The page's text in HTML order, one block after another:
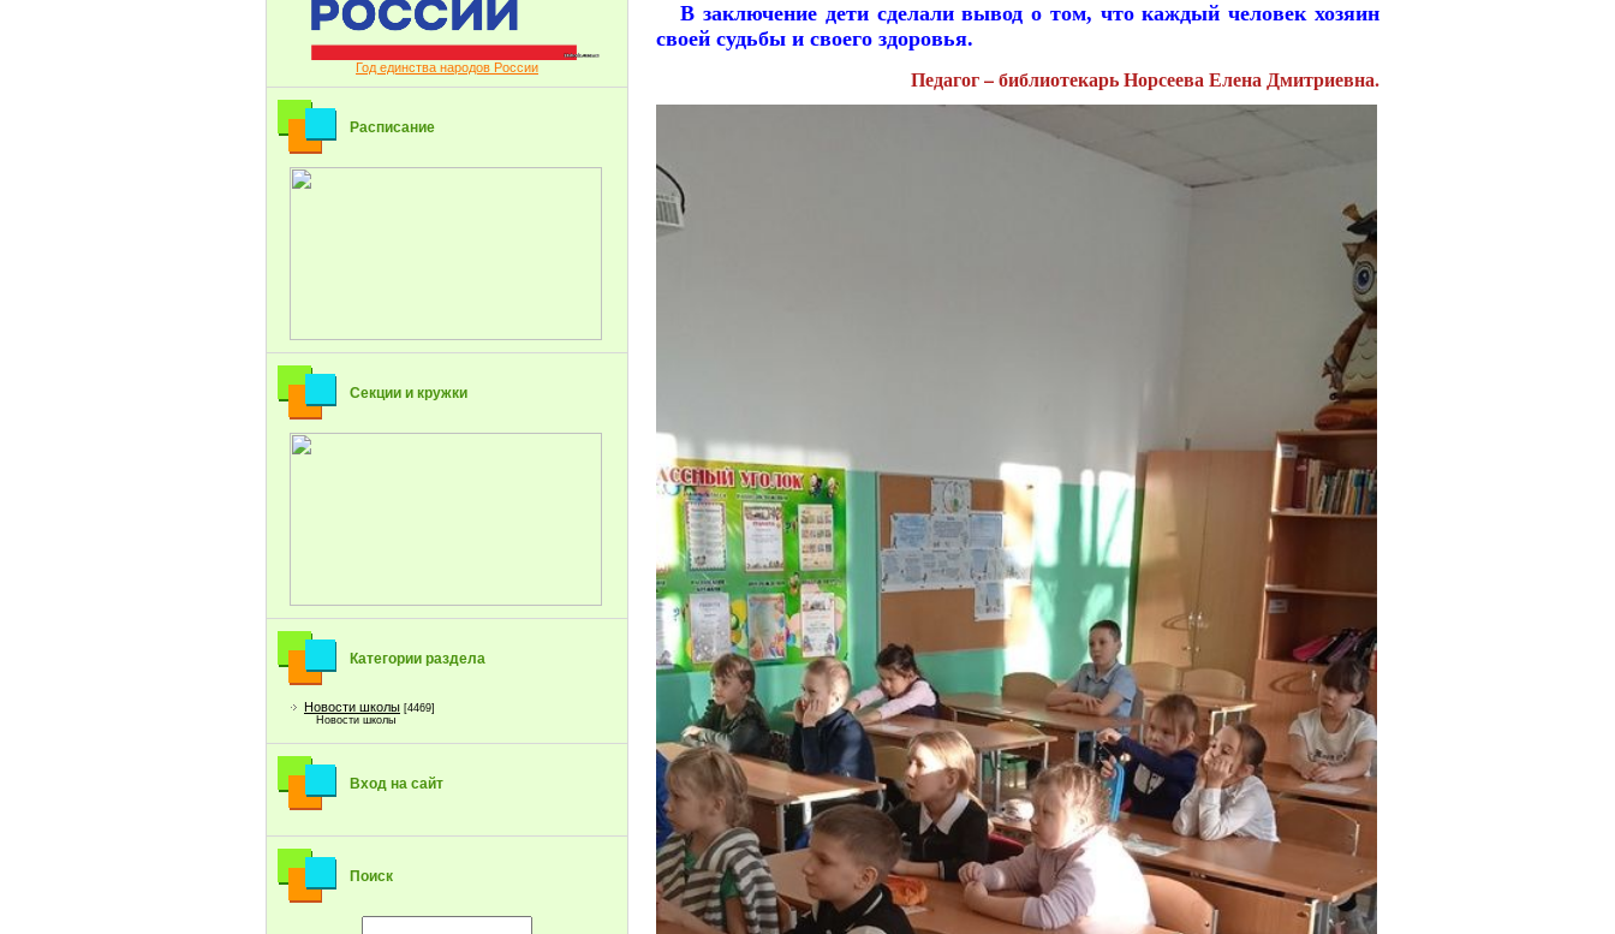
Год единства народов России
Расписание
Секции и кружки
Категории раздела
Новости школы [4469]
Новости школы
Вход на сайт
Поиск
В заключение дети сделали вывод о том, что каждый человек хозяин
своей судьбы и своего здоровья.
Педагог – библиотекарь Норсеева Елена Дмитриевна.